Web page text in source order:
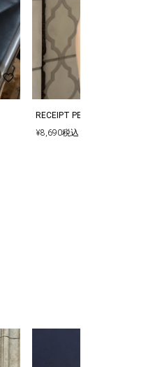
RECEIPT PERFUME T-SHIRT
¥8,690税込